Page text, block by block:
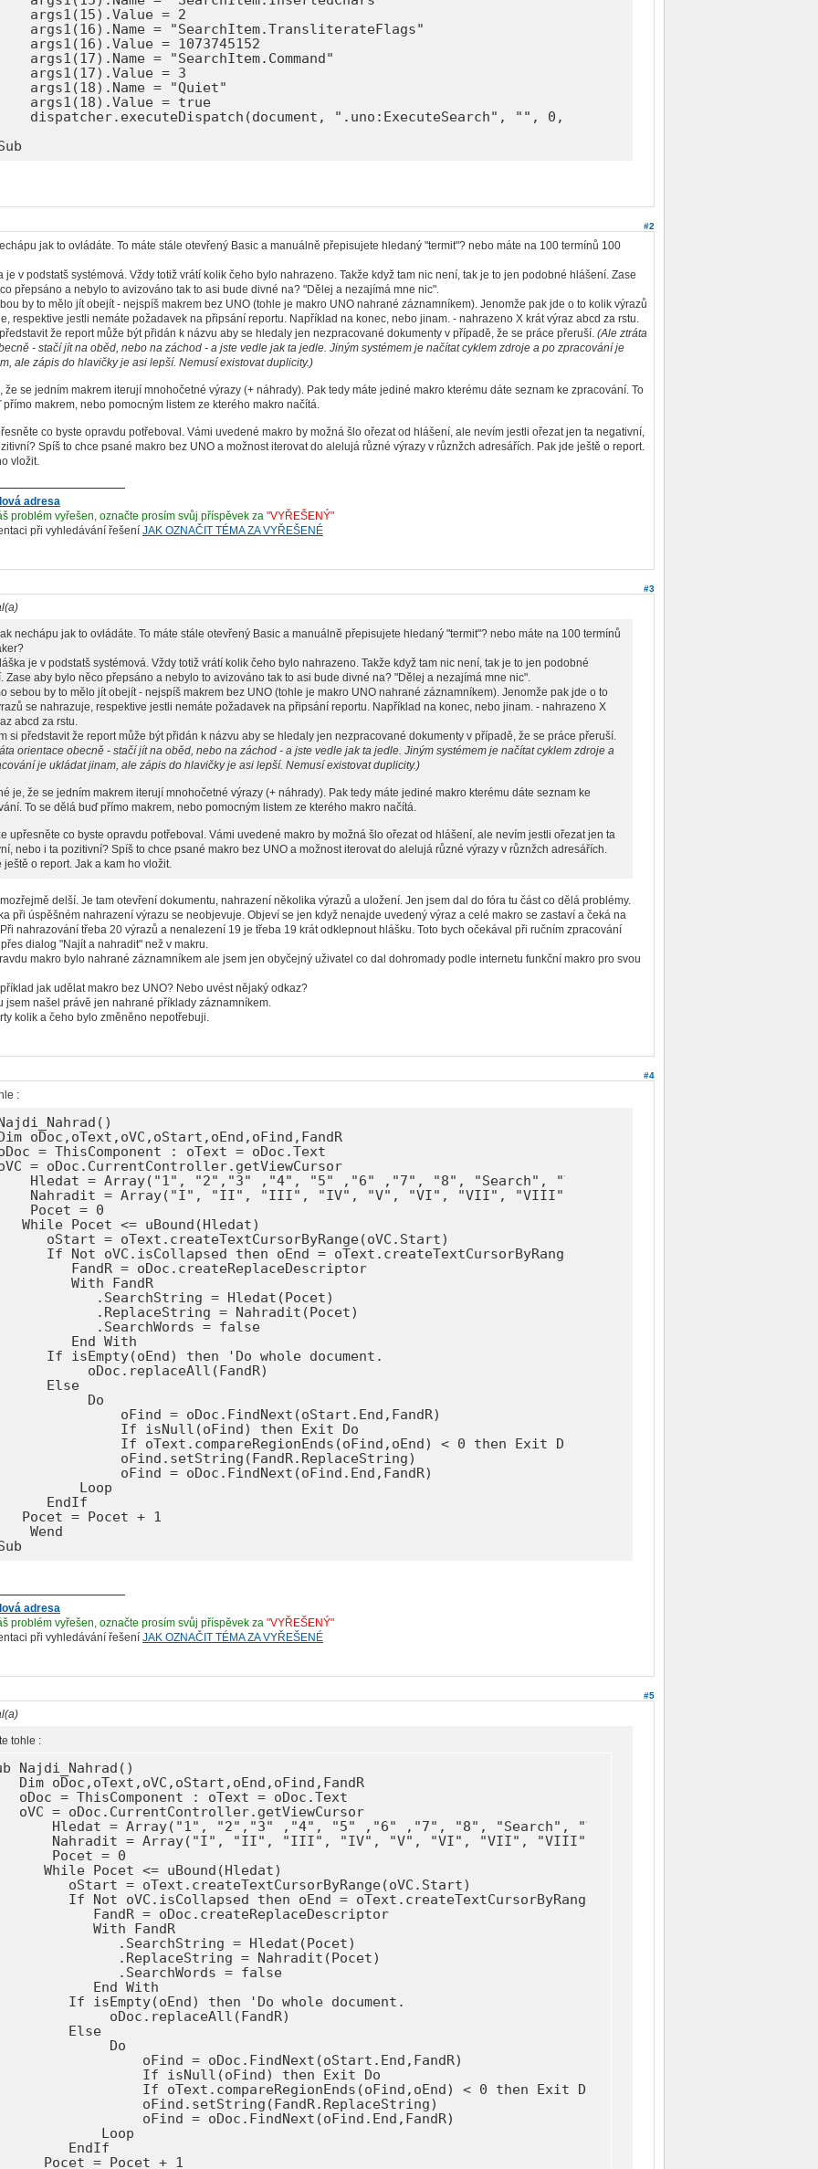
#2
jak to ovládáte. To máte stále otevřený Basic a manuálně přepisujete hledaný "termit"? nebo máte na 100 termínů 100
v podstatš systémová. Vždy totiž vrátí kolik čeho bylo nahrazeno. Takže když tam nic není, tak je to jen podobné hlášení. Zase
přepsáno a nebylo to avizováno tak to asi bude divné na? "Dělej a nezajímá mne nic".
by to mělo jít obejít - nejspíš makrem bez UNO (tohle je makro UNO nahrané záznamníkem). Jenomže pak jde o to kolik výrazů
respektive jestli nemáte požadavek na připsání reportu. Například na konec, nebo jinam. - nahrazeno X krát výraz abcd za rstu.
že report může být přidán k názvu aby se hledaly jen nezpracované dokumenty v případě, že se práce přeruší. (Ale ztráta
- stačí jít na oběd, nebo na záchod - a jste vedle jak ta jedle. Jiným systémem je načítat cyklem zdroje a po zpracování je
ale zápis do hlavičky je asi lepší. Nemusí existovat duplicity.)
se jedním makrem iterují mnohočetné výrazy (+ náhrady). Pak tedy máte jediné makro kterému dáte seznam ke zpracování. To
makrem, nebo pomocným listem ze kterého makro načítá.
co byste opravdu potřeboval. Vámi uvedené makro by možná šlo ořezat od hlášení, ale nevím jestli ořezat jen ta negativní,
Spíš to chce psané makro bez UNO a možnost iterovat do alelujá různé výrazy v různžch adresářích. Pak jde ještě o report.
vložit.
adresa
problém vyřešen, označte prosím svůj příspěvek za "VYŘEŠENÝ"
při vyhledávání řešení JAK OZNAČIT TÉMA ZA VYŘEŠENÉ
#3
nechápu jak to ovládáte. To máte stále otevřený Basic a manuálně přepisujete hledaný "termit"? nebo máte na 100 termínů
je v podstatš systémová. Vždy totiž vrátí kolik čeho bylo nahrazeno. Takže když tam nic není, tak je to jen podobné
Zase aby bylo něco přepsáno a nebylo to avizováno tak to asi bude divné na? "Dělej a nezajímá mne nic".
sebou by to mělo jít obejít - nejspíš makrem bez UNO (tohle je makro UNO nahrané záznamníkem). Jenomže pak jde o to
se nahrazuje, respektive jestli nemáte požadavek na připsání reportu. Například na konec, nebo jinam. - nahrazeno X
abcd za rstu.
si představit že report může být přidán k názvu aby se hledaly jen nezpracované dokumenty v případě, že se práce přeruší.
orientace obecně - stačí jít na oběd, nebo na záchod - a jste vedle jak ta jedle. Jiným systémem je načítat cyklem zdroje a
je ukládat jinam, ale zápis do hlavičky je asi lepší. Nemusí existovat duplicity.)
je, že se jedním makrem iterují mnohočetné výrazy (+ náhrady). Pak tedy máte jediné makro kterému dáte seznam ke
To se dělá buď přímo makrem, nebo pomocným listem ze kterého makro načítá.
upřesněte co byste opravdu potřeboval. Vámi uvedené makro by možná šlo ořezat od hlášení, ale nevím jestli ořezat jen ta
nebo i ta pozitivní? Spíš to chce psané makro bez UNO a možnost iterovat do alelujá různé výrazy v různžch adresářích.
ještě o report. Jak a kam ho vložit.
delší. Je tam otevření dokumentu, nahrazení několika výrazů a uložení. Jen jsem dal do fóra tu část co dělá problémy.
při úspěšném nahrazení výrazu se neobjevuje. Objeví se jen když nenajde uvedený výraz a celé makro se zastaví a čeká na
nahrazování třeba 20 výrazů a nenalezení 19 je třeba 19 krát odklepnout hlášku. Toto bych očekával při ručním zpracování
dialog "Najít a nahradit" než v makru.
makro bylo nahrané záznamníkem ale jsem jen obyčejný uživatel co dal dohromady podle internetu funkční makro pro svou
jak udělat makro bez UNO? Nebo uvést nějaký odkaz?
jsem našel právě jen nahrané příklady záznamníkem.
kolik a čeho bylo změněno nepotřebuji.
#4
:
oDoc,oText,oVC,oStart,oEnd,oFind,FandR
= ThisComponent : oText = oDoc.Text
= oDoc.CurrentController.getViewCursor
Hledat = Array("1", "2","3" ,"4", "5" ,"6" ,"7", "8", "Search", "Value")
Nahradit = Array("I", "II", "III", "IV", "V", "VI", "VII", "VIII", "hledat", "Hodnota")
Pocet = 0
While Pocet <= uBound(Hledat)
oStart = oText.createTextCursorByRange(oVC.Start)
If Not oVC.isCollapsed then oEnd = oText.createTextCursorByRange(oVC.End)
FandR = oDoc.createReplaceDescriptor
With FandR
.SearchString = Hledat(Pocet)
.ReplaceString = Nahradit(Pocet)
.SearchWords = false
End With
If isEmpty(oEnd) then 'Do whole document.
oDoc.replaceAll(FandR)
Else
Do
oFind = oDoc.FindNext(oStart.End,FandR)
If isNull(oFind) then Exit Do
If oText.compareRegionEnds(oFind,oEnd) < 0 then Exit Do
oFind.setString(FandR.ReplaceString)
oFind = oDoc.FindNext(oFind.End,FandR)
Loop
EndIf
Pocet = Pocet + 1
Wend
adresa
problém vyřešen, označte prosím svůj příspěvek za "VYŘEŠENÝ"
při vyhledávání řešení JAK OZNAČIT TÉMA ZA VYŘEŠENÉ
#5
tohle :
Najdi_Nahrad()
Dim oDoc,oText,oVC,oStart,oEnd,oFind,FandR
oDoc = ThisComponent : oText = oDoc.Text
oVC = oDoc.CurrentController.getViewCursor
Hledat = Array("1", "2","3" ,"4", "5" ,"6" ,"7", "8", "Search", "Value")
Nahradit = Array("I", "II", "III", "IV", "V", "VI", "VII", "VIII", "hledat", "Hodnota")
Pocet = 0
While Pocet <= uBound(Hledat)
oStart = oText.createTextCursorByRange(oVC.Start)
If Not oVC.isCollapsed then oEnd = oText.createTextCursorByRange(oVC.End)
FandR = oDoc.createReplaceDescriptor
With FandR
.SearchString = Hledat(Pocet)
.ReplaceString = Nahradit(Pocet)
.SearchWords = false
End With
If isEmpty(oEnd) then 'Do whole document.
oDoc.replaceAll(FandR)
Else
Do
oFind = oDoc.FindNext(oStart.End,FandR)
If isNull(oFind) then Exit Do
If oText.compareRegionEnds(oFind,oEnd) < 0 then Exit Do
oFind.setString(FandR.ReplaceString)
oFind = oDoc.FindNext(oFind.End,FandR)
Loop
EndIf
Pocet = Pocet + 1